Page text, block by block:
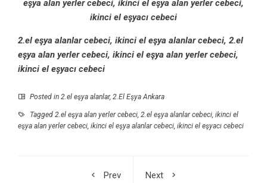
eşya alan yerler cebeci, ikinci el eşya alan yerler cebeci,
ikinci el eşyacı cebeci
2.el eşya alanlar cebeci, ikinci el eşya alanlar cebeci, 2.el
eşya alan yerler cebeci, ikinci el eşya alan yerler cebeci,
ikinci el eşyacı cebeci
Posted in 2.el eşya alanlar, 2.El Eşya Ankara
Tagged 2.el eşya alan yerler cebeci 2.el eşya alanlar cebeci ikinci el
eşya alan yerler cebeci ikinci el eşya alanlar cebeci ikinci el eşyacı cebeci
Prev
Next